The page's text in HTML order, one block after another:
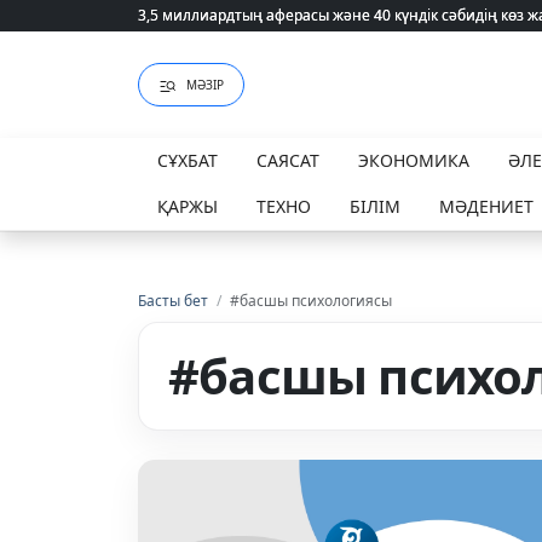
3,5 миллиардтың аферасы және 40 күндік сәбидің
3,5 миллиардтың аферасы және 40 күндік сәбидің
МӘЗІР
СҰХБАТ САЯСАТ ЭКОНОМИКА
ҚАРЖЫ
ТЕХНО БІЛІМ МӘДЕНИЕТ
Басты бет / #басшы психологиясы
#басшы